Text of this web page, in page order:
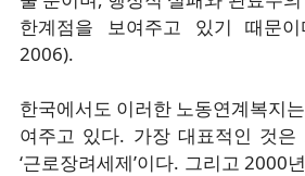
한계점을 보여주고 있기 때문
2006).
한국에서도 이러한 노동연계복지
여주고 있다. 가장 대표적인 것은
‘근로장려세제’이다. 그리고 2000